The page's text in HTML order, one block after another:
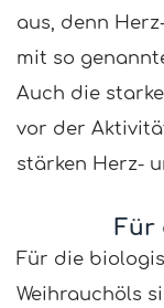
aus, denn
mit so
Auch die
vor der
stärken Herz-
Für
Für die
Weihrauchöls